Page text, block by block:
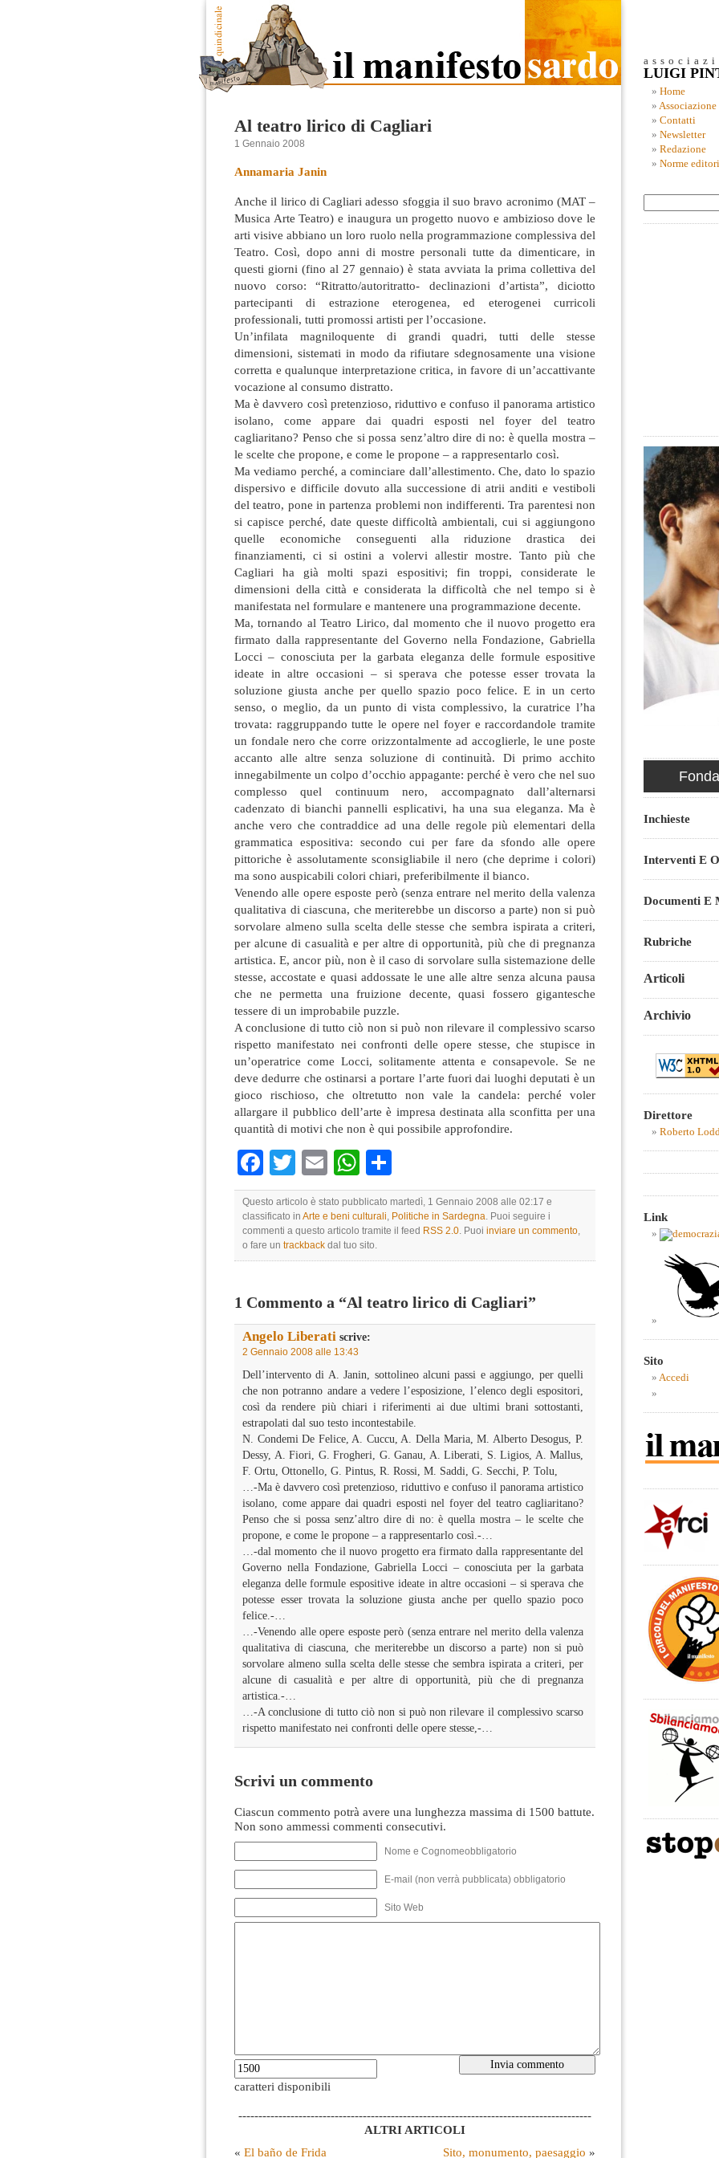
Al teatro lirico di Cagliari
1 Gennaio 2008
Annamaria Janin
Anche il lirico di Cagliari adesso sfoggia il suo bravo acronimo (MAT –
Musica Arte Teatro) e inaugura un progetto nuovo e ambizioso dove le
arti visive abbiano un loro ruolo nella programmazione complessiva del
Teatro. Così, dopo anni di mostre personali tutte da dimenticare, in
questi giorni (fino al 27 gennaio) è stata avviata la prima collettiva del
nuovo corso: “Ritratto/autoritratto- declinazioni d’artista”, diciotto
partecipanti di estrazione eterogenea, ed eterogenei curricoli
professionali, tutti promossi artisti per l’occasione.
Un’infilata magniloquente di grandi quadri, tutti delle stesse
dimensioni, sistemati in modo da rifiutare sdegnosamente una visione
corretta e qualunque interpretazione critica, in favore di un’accattivante
vocazione al consumo distratto.
Ma è davvero così pretenzioso, riduttivo e confuso il panorama artistico
isolano, come appare dai quadri esposti nel foyer del teatro
cagliaritano? Penso che si possa senz’altro dire di no: è quella mostra –
le scelte che propone, e come le propone – a rappresentarlo così.
Ma vediamo perché, a cominciare dall’allestimento. Che, dato lo spazio
dispersivo e difficile dovuto alla successione di atrii anditi e vestiboli
del teatro, pone in partenza problemi non indifferenti. Tra parentesi non
si capisce perché, date queste difficoltà ambientali, cui si aggiungono
quelle economiche conseguenti alla riduzione drastica dei
finanziamenti, ci si ostini a volervi allestir mostre. Tanto più che
Cagliari ha già molti spazi espositivi; fin troppi, considerate le
dimensioni della città e considerata la difficoltà che nel tempo si è
manifestata nel formulare e mantenere una programmazione decente.
Ma, tornando al Teatro Lirico, dal momento che il nuovo progetto era
firmato dalla rappresentante del Governo nella Fondazione, Gabriella
Locci – conosciuta per la garbata eleganza delle formule espositive
ideate in altre occasioni – si sperava che potesse esser trovata la
soluzione giusta anche per quello spazio poco felice. E in un certo
senso, o meglio, da un punto di vista complessivo, la curatrice l’ha
trovata: raggruppando tutte le opere nel foyer e raccordandole tramite
un fondale nero che corre orizzontalmente ad accoglierle, le une poste
accanto alle altre senza soluzione di continuità. Di primo acchito
innegabilmente un colpo d’occhio appagante: perché è vero che nel suo
complesso quel continuum nero, accompagnato dall’alternarsi
cadenzato di bianchi pannelli esplicativi, ha una sua eleganza. Ma è
anche vero che contraddice ad una delle regole più elementari della
grammatica espositiva: secondo cui per fare da sfondo alle opere
pittoriche è assolutamente sconsigliabile il nero (che deprime i colori)
ma sono auspicabili colori chiari, preferibilmente il bianco.
Venendo alle opere esposte però (senza entrare nel merito della valenza
qualitativa di ciascuna, che meriterebbe un discorso a parte) non si può
sorvolare almeno sulla scelta delle stesse che sembra ispirata a criteri,
per alcune di casualità e per altre di opportunità, più che di pregnanza
artistica. E, ancor più, non è il caso di sorvolare sulla sistemazione delle
stesse, accostate e quasi addossate le une alle altre senza alcuna pausa
che ne permetta una fruizione decente, quasi fossero gigantesche
tessere di un improbabile puzzle.
A conclusione di tutto ciò non si può non rilevare il complessivo scarso
rispetto manifestato nei confronti delle opere stesse, che stupisce in
un’operatrice come Locci, solitamente attenta e consapevole. Se ne
deve dedurre che ostinarsi a portare l’arte fuori dai luoghi deputati è un
gioco rischioso, che oltretutto non vale la candela: perché voler
allargare il pubblico dell’arte è impresa destinata alla sconfitta per una
quantità di motivi che non è qui possibile approfondire.
Facebook
TwitterEmailWhatsApp
Questo articolo è stato pubblicato martedì, 1 Gennaio 2008 alle 02:17 e
classificato in Arte e beni culturali, Politiche in Sardegna. Puoi seguire i
commenti a questo articolo tramite il feed RSS 2.0. Puoi inviare un commento,
o fare un trackback dal tuo sito.
1 Commento a “Al teatro lirico di Cagliari”
Angelo Liberati scrive:
2 Gennaio 2008 alle 13:43
Dell’intervento di A. Janin, sottolineo alcuni passi e aggiungo, per quelli
che non potranno andare a vedere l’esposizione, l’elenco degli espositori,
così da rendere più chiari i riferimenti ai due ultimi brani sottostanti,
estrapolati dal suo testo incontestabile.
N. Condemi De Felice, A. Cuccu, A. Della Maria, M. Alberto Desogus, P.
Dessy, A. Fiori, G. Frogheri, G. Ganau, A. Liberati, S. Ligios, A. Mallus,
F. Ortu, Ottonello, G. Pintus, R. Rossi, M. Saddi, G. Secchi, P. Tolu,
…-Ma è davvero così pretenzioso, riduttivo e confuso il panorama artistico
isolano, come appare dai quadri esposti nel foyer del teatro cagliaritano?
Penso che si possa senz’altro dire di no: è quella mostra – le scelte che
propone, e come le propone – a rappresentarlo così.-…
…-dal momento che il nuovo progetto era firmato dalla rappresentante del
Governo nella Fondazione, Gabriella Locci – conosciuta per la garbata
eleganza delle formule espositive ideate in altre occasioni – si sperava che
potesse esser trovata la soluzione giusta anche per quello spazio poco
felice.-…
…-Venendo alle opere esposte però (senza entrare nel merito della valenza
qualitativa di ciascuna, che meriterebbe un discorso a parte) non si può
sorvolare almeno sulla scelta delle stesse che sembra ispirata a criteri, per
alcune di casualità e per altre di opportunità, più che di pregnanza
artistica.-…
…-A conclusione di tutto ciò non si può non rilevare il complessivo scarso
rispetto manifestato nei confronti delle opere stesse,-…
Scrivi un commento
Ciascun commento potrà avere una lunghezza massima di 1500 battute.
Non sono ammessi commenti consecutivi.
Nome e Cognomeobbligatorio
E-mail (non verrà pubblicata) obbligatorio
Sito Web
caratteri disponibili
----------------------------------------------------------------------------------------
ALTRI ARTICOLI
« El baño de Frida Sito, monumento, paesaggio »
LUIGI
Home
Associazione
Contatti
Newsletter
Redazione
Norme
Inchieste
Interventi E
Documenti E
Rubriche
Articoli
Archivio
Direttore
Roberto
Link
Sito
Accedi